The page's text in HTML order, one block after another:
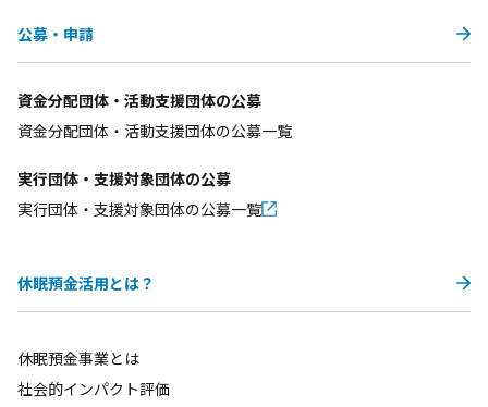
公募・申請
資金分配団体・活動支援団体の公募
資金分配団体・活動支援団体の公募一覧
実行団体・支援対象団体の公募
実行団体・支援対象団体の公募一覧
休眠預金活用とは？
休眠預金事業とは
社会的インパクト評価